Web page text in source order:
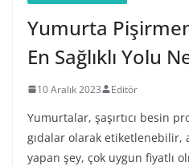
Yumurta
En Sağlıklı Yolu
10 Aralık 2023 Editör
Yumurtalar, şaşırtıcı besin
gıdalar olarak etiketlenebilir,
yapan şey, çok uygun fiyatlı